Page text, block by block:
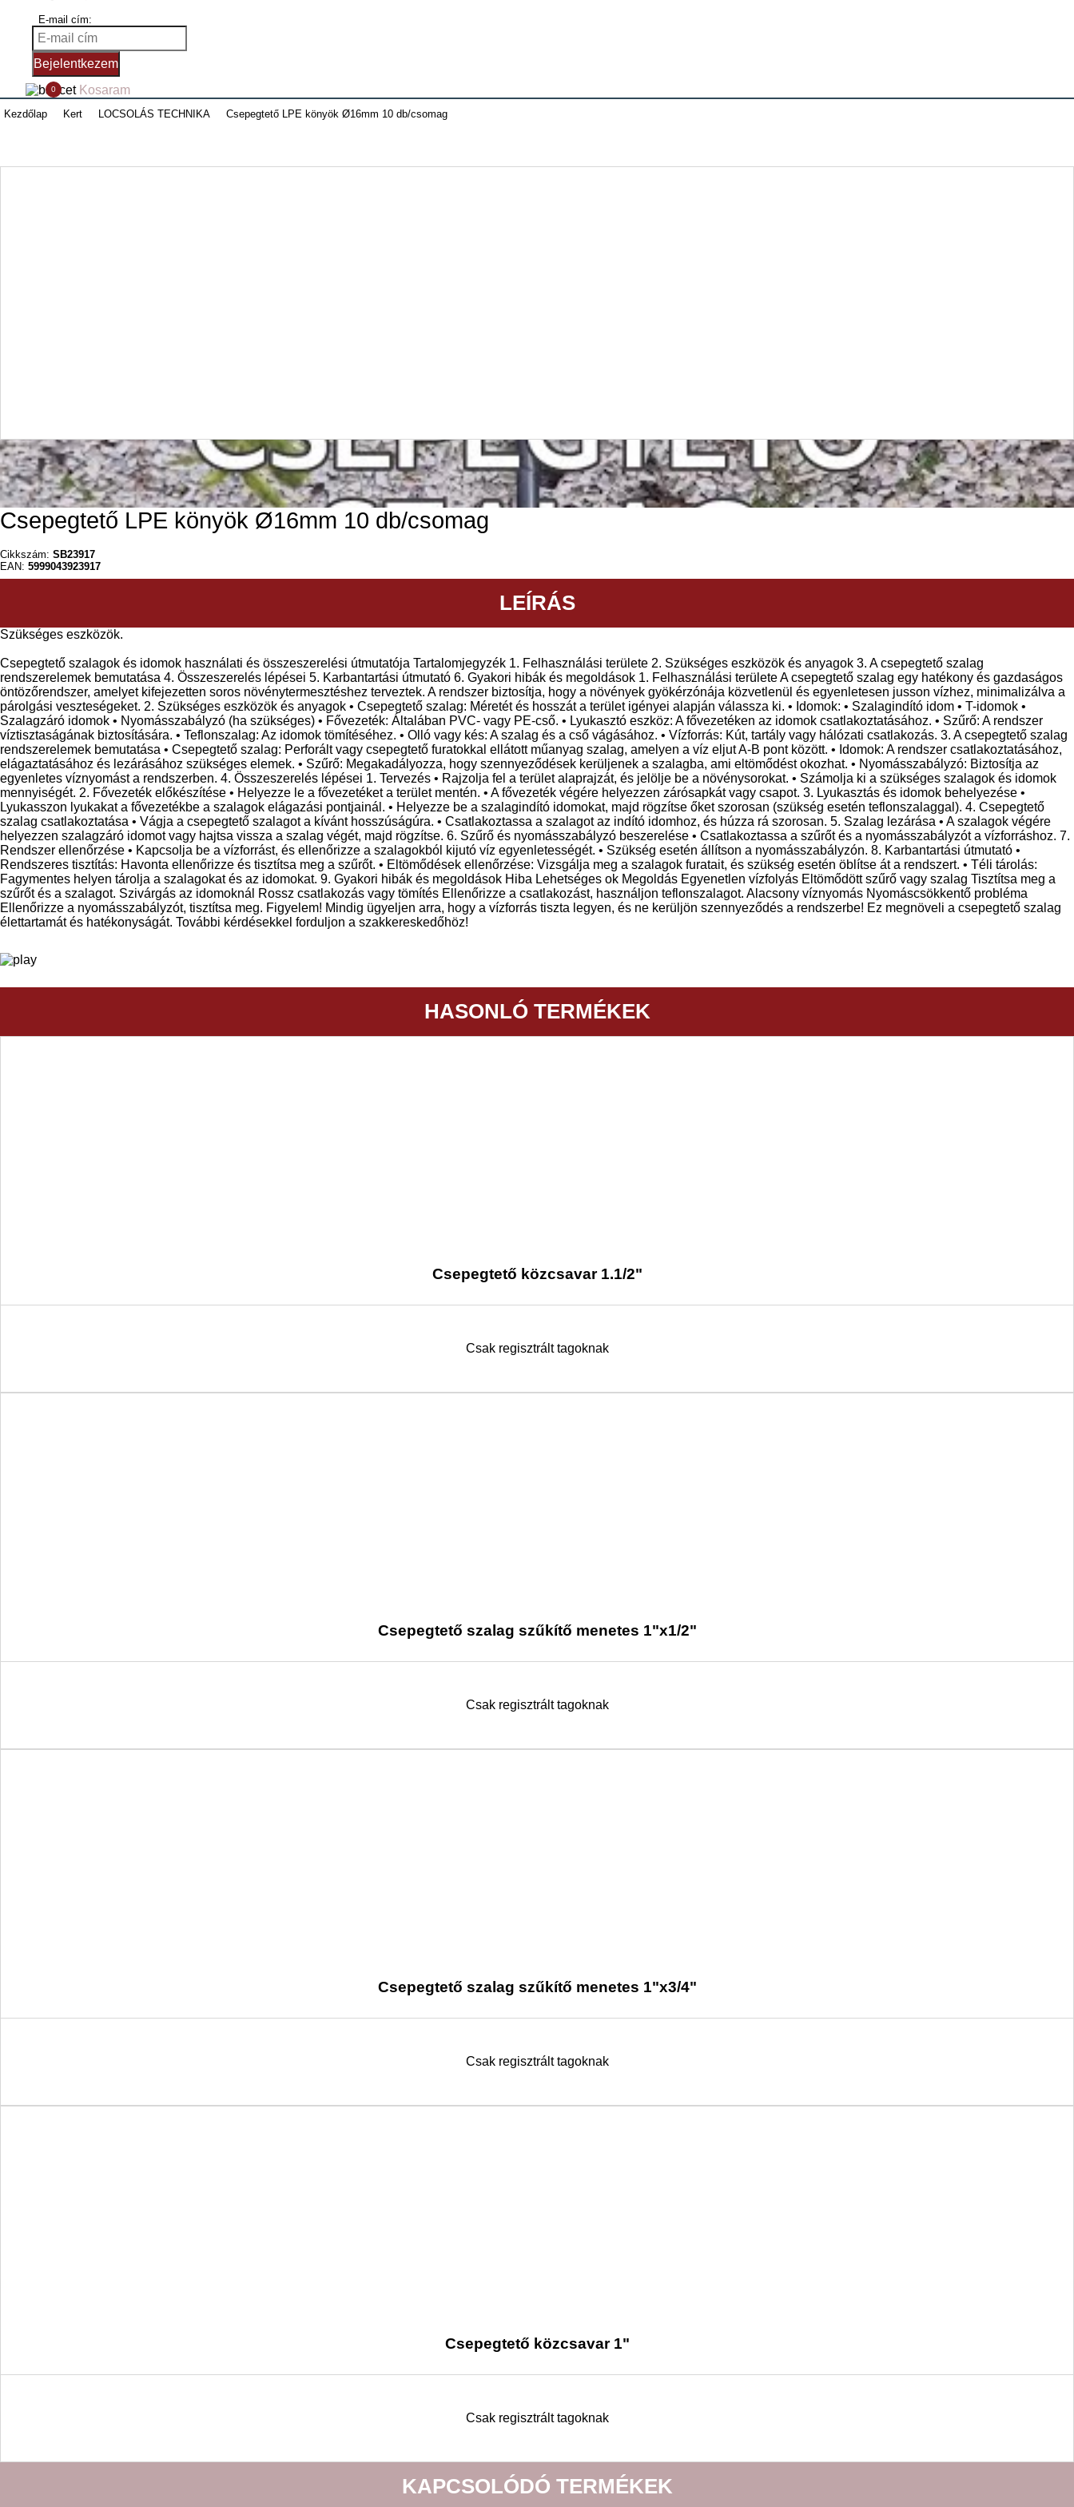
E-mail cím:
Bejelentkezem
Kosaram
0
Kezdőlap Kert LOCSOLÁS TECHNIKA Csepegtető LPE könyök Ø16mm 10 db/csomag
Csepegtető LPE könyök Ø16mm 10 db/csomag
Cikkszám: SB23917
EAN: 5999043923917
LEÍRÁS
Szükséges eszközök.
Csepegtető szalagok és idomok használati és összeszerelési útmutatója Tartalomjegyzék 1. Felhasználási területe 2. Szükséges eszközök és anyagok 3. A csepegtető szalag
rendszerelemek bemutatása 4. Összeszerelés lépései 5. Karbantartási útmutató 6. Gyakori hibák és megoldások 1. Felhasználási területe A csepegtető szalag egy hatékony és gazdaságos
öntözőrendszer, amelyet kifejezetten soros növénytermesztéshez terveztek. A rendszer biztosítja, hogy a növények gyökérzónája közvetlenül és egyenletesen jusson vízhez, minimalizálva a
párolgási veszteségeket. 2. Szükséges eszközök és anyagok • Csepegtető szalag: Méretét és hosszát a terület igényei alapján válassza ki. • Idomok: • Szalagindító idom • T-idomok •
Szalagzáró idomok • Nyomásszabályzó (ha szükséges) • Fővezeték: Általában PVC- vagy PE-cső. • Lyukasztó eszköz: A fővezetéken az idomok csatlakoztatásához. • Szűrő: A rendszer
víztisztaságának biztosítására. • Teflonszalag: Az idomok tömítéséhez. • Olló vagy kés: A szalag és a cső vágásához. • Vízforrás: Kút, tartály vagy hálózati csatlakozás. 3. A csepegtető szalag
rendszerelemek bemutatása • Csepegtető szalag: Perforált vagy csepegtető furatokkal ellátott műanyag szalag, amelyen a víz eljut A-B pont között. • Idomok: A rendszer csatlakoztatásához,
elágaztatásához és lezárásához szükséges elemek. • Szűrő: Megakadályozza, hogy szennyeződések kerüljenek a szalagba, ami eltömődést okozhat. • Nyomásszabályzó: Biztosítja az
egyenletes víznyomást a rendszerben. 4. Összeszerelés lépései 1. Tervezés • Rajzolja fel a terület alaprajzát, és jelölje be a növénysorokat. • Számolja ki a szükséges szalagok és idomok
mennyiségét. 2. Fővezeték előkészítése • Helyezze le a fővezetéket a terület mentén. • A fővezeték végére helyezzen zárósapkát vagy csapot. 3. Lyukasztás és idomok behelyezése •
Lyukasszon lyukakat a fővezetékbe a szalagok elágazási pontjainál. • Helyezze be a szalagindító idomokat, majd rögzítse őket szorosan (szükség esetén teflonszalaggal). 4. Csepegtető
szalag csatlakoztatása • Vágja a csepegtető szalagot a kívánt hosszúságúra. • Csatlakoztassa a szalagot az indító idomhoz, és húzza rá szorosan. 5. Szalag lezárása • A szalagok végére
helyezzen szalagzáró idomot vagy hajtsa vissza a szalag végét, majd rögzítse. 6. Szűrő és nyomásszabályzó beszerelése • Csatlakoztassa a szűrőt és a nyomásszabályzót a vízforráshoz. 7.
Rendszer ellenőrzése • Kapcsolja be a vízforrást, és ellenőrizze a szalagokból kijutó víz egyenletességét. • Szükség esetén állítson a nyomásszabályzón. 8. Karbantartási útmutató •
Rendszeres tisztítás: Havonta ellenőrizze és tisztítsa meg a szűrőt. • Eltömődések ellenőrzése: Vizsgálja meg a szalagok furatait, és szükség esetén öblítse át a rendszert. • Téli tárolás:
Fagymentes helyen tárolja a szalagokat és az idomokat. 9. Gyakori hibák és megoldások Hiba Lehetséges ok Megoldás Egyenetlen vízfolyás Eltömődött szűrő vagy szalag Tisztítsa meg a
szűrőt és a szalagot. Szivárgás az idomoknál Rossz csatlakozás vagy tömítés Ellenőrizze a csatlakozást, használjon teflonszalagot. Alacsony víznyomás Nyomáscsökkentő probléma
Ellenőrizze a nyomásszabályzót, tisztítsa meg. Figyelem! Mindig ügyeljen arra, hogy a vízforrás tiszta legyen, és ne kerüljön szennyeződés a rendszerbe! Ez megnöveli a csepegtető szalag
élettartamát és hatékonyságát. További kérdésekkel forduljon a szakkereskedőhöz!
HASONLÓ TERMÉKEK
Csepegtető közcsavar 1.1/2"
Csak regisztrált tagoknak
Csepegtető szalag szűkítő menetes 1"x1/2"
Csak regisztrált tagoknak
Csepegtető szalag szűkítő menetes 1"x3/4"
Csak regisztrált tagoknak
Csepegtető közcsavar 1"
Csak regisztrált tagoknak
KAPCSOLÓDÓ TERMÉKEK